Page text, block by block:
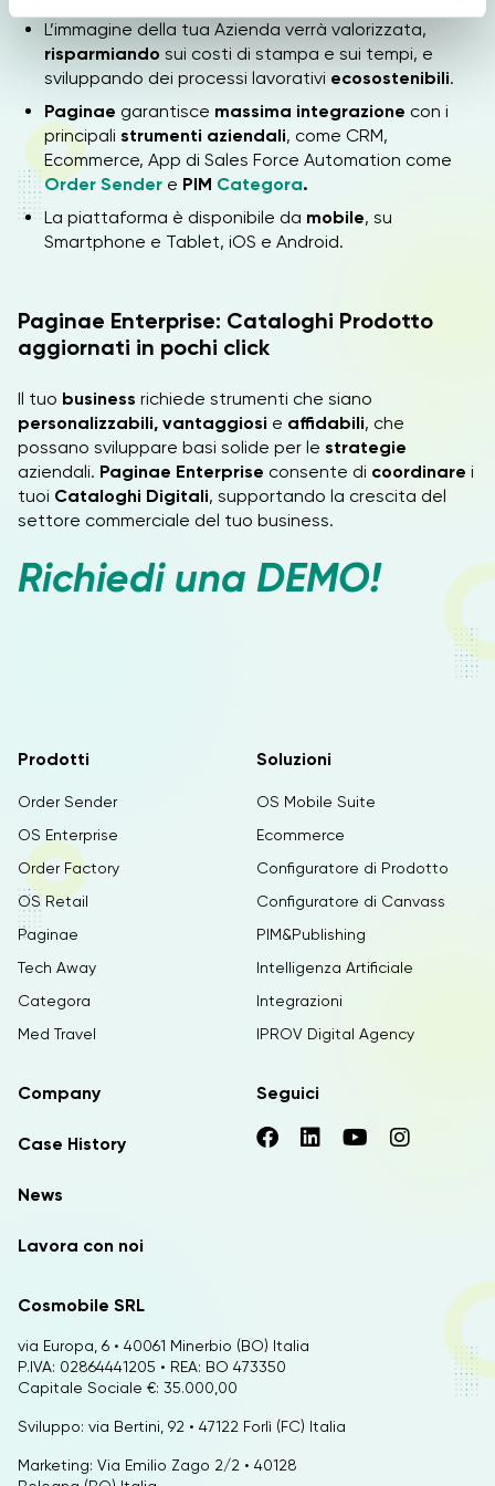
e
L’immagine della tua Azienda verrà valorizzata,
risparmiando sui costi di stampa e sui tempi, e
sviluppando dei processi lavorativi ecosostenibili.
Paginae garantisce massima integrazione con i
principali strumenti aziendali, come CRM,
Ecommerce, App di Sales Force Automation come
Order Sender e PIM Categora.
La piattaforma è disponibile da mobile, su
Smartphone e Tablet, iOS e Android.
Paginae Enterprise: Cataloghi Prodotto
aggiornati in pochi click
Il tuo business richiede strumenti che siano
personalizzabili, vantaggiosi e affidabili, che
possano sviluppare basi solide per le strategie
aziendali. Paginae Enterprise consente di coordinare i
tuoi Cataloghi Digitali, supportando la crescita del
settore commerciale del tuo business.
Richiedi una DEMO!
Cosmobile SRL
via Europa, 6 • 40061 Minerbio (BO) Italia
P.IVA: 02864441205 • REA: BO 473350
Capitale Sociale €: 35.000,00
Sviluppo: via Bertini, 92 • 47122 Forlì (FC) Italia
Marketing: Via Emilio Zago 2/2 • 40128
Prodotti
Order Sender
OS Enterprise
Order Factory
OS Retail
Paginae
Tech Away
Categora
Med Travel
Soluzioni
OS Mobile Suite
Ecommerce
Configuratore di Prodotto
Configuratore di Canvass
PIM&Publishing
Intelligenza Artificiale
Integrazioni
IPROV Digital Agency
Company
Case History
News
Lavora con noi
Seguici